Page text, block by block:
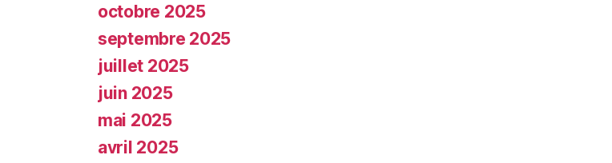
octobre 2025
septembre 2025
juillet 2025
juin 2025
mai 2025
avril 2025